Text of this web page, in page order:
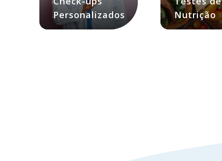
Personalizados
Nutrição